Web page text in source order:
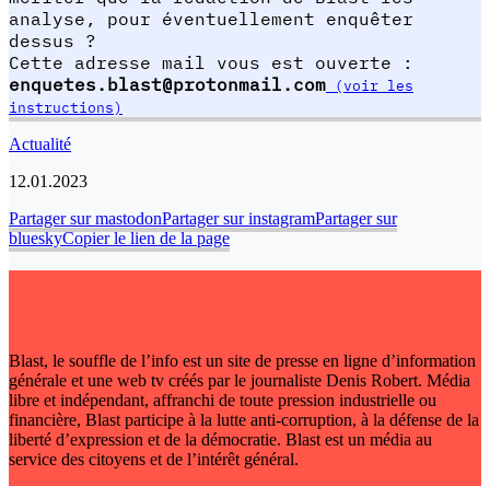
analyse, pour éventuellement enquêter
dessus ?
Cette adresse mail vous est ouverte :
enquetes.blast@protonmail.com (voir les
instructions)
Actualité
12.01.2023
Partager sur mastodonPartager sur instagramPartager sur
blueskyCopier le lien de la page
Blast, le souffle de l’info est un site de presse en ligne d’information
générale et une web tv créés par le journaliste Denis Robert. Média
libre et indépendant, affranchi de toute pression industrielle ou
financière, Blast participe à la lutte anti-corruption, à la défense de la
liberté d’expression et de la démocratie. Blast est un média au
service des citoyens et de l’intérêt général.